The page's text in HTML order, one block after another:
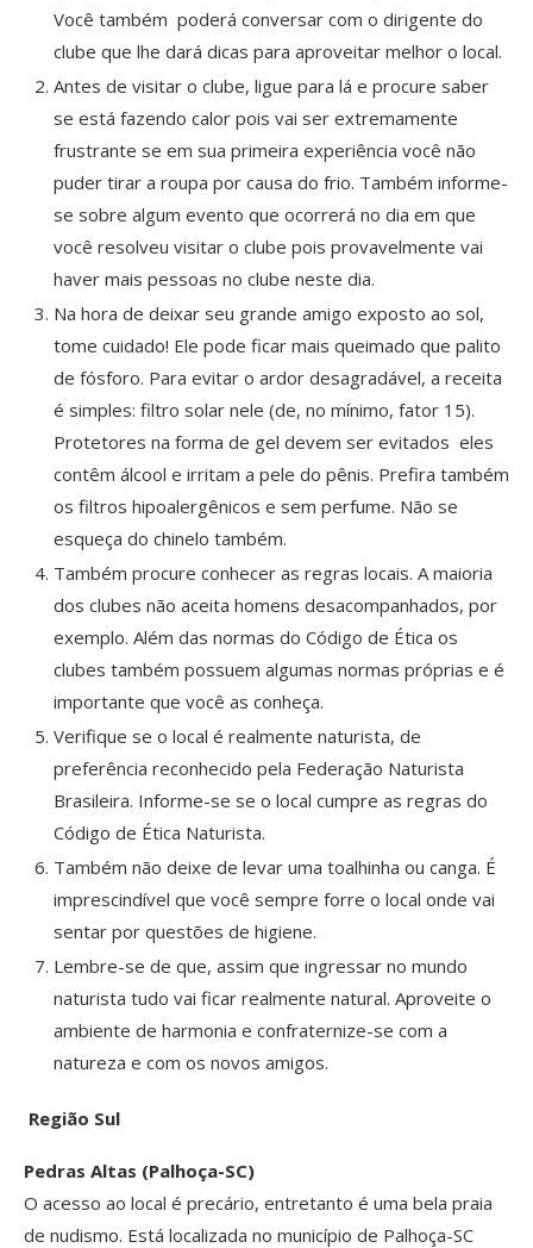
Você também poderá conversar com o dirigente do
clube que lhe dará dicas para aproveitar melhor o local.
Antes de visitar o clube, ligue para lá e procure saber
se está fazendo calor pois vai ser extremamente
frustrante se em sua primeira experiência você não
puder tirar a roupa por causa do frio. Também informe-
se sobre algum evento que ocorrerá no dia em que
você resolveu visitar o clube pois provavelmente vai
haver mais pessoas no clube neste dia.
Na hora de deixar seu grande amigo exposto ao sol,
tome cuidado! Ele pode ficar mais queimado que palito
de fósforo. Para evitar o ardor desagradável, a receita
é simples: filtro solar nele (de, no mínimo, fator 15).
Protetores na forma de gel devem ser evitados ­ eles
contêm álcool e irritam a pele do pênis. Prefira também
os filtros hipoalergênicos e sem perfume. Não se
esqueça do chinelo também.
Também procure conhecer as regras locais. A maioria
dos clubes não aceita homens desacompanhados, por
exemplo. Além das normas do Código de Ética os
clubes também possuem algumas normas próprias e é
importante que você as conheça.
Verifique se o local é realmente naturista, de
preferência reconhecido pela Federação Naturista
Brasileira. Informe-se se o local cumpre as regras do
Código de Ética Naturista.
Também não deixe de levar uma toalhinha ou canga. É
imprescindível que você sempre forre o local onde vai
sentar por questões de higiene.
Lembre-se de que, assim que ingressar no mundo
naturista tudo vai ficar realmente natural. Aproveite o
ambiente de harmonia e confraternize-se com a
natureza e com os novos amigos.
Região Sul
Pedras Altas (Palhoça-SC)
O acesso ao local é precário, entretanto é uma bela praia
de nudismo. Está localizada no município de Palhoça-SC